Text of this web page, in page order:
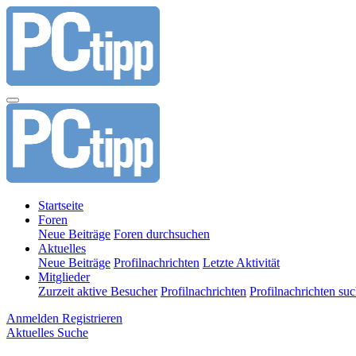
Startseite
Foren
Neue Beiträge Foren durchsuchen
Aktuelles
Neue Beiträge Profilnachrichten Letzte Aktivität
Mitglieder
Zurzeit aktive Besucher Profilnachrichten Profilnachrichten
Anmelden Registrieren
Aktuelles Suche